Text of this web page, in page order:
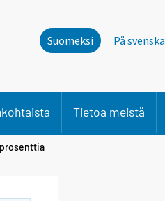
Suomeksi På svenska
Tietoa meistä